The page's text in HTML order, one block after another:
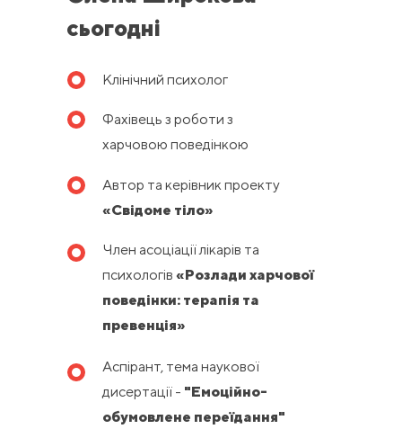
сьогодні
Клінічний психолог
Фахівець з роботи з
харчовою поведінкою
Автор та керівник проекту
«Свідоме тіло»
Член асоціації лікарів та
психологів «Розлади харчової
поведінки: терапія та
превенція»
Аспірант, тема наукової
дисертації - "Емоційно-
обумовлене переїдання"